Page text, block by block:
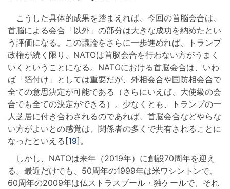
こうした具体的成果を踏まえれば、今回の首脳会合は、
首脳による会合「以外」の部分は大きな成功を納めたとい
う評価になる。この議論をさらに一歩進めれば、トランプ
政権が続く限り、NATOは首脳会合を行わない方がうまく
いくということになる。NATOにおける首脳会合は、いわ
ば「箔付け」としては重要だが、外相会合や国防相会合で
全ての意思決定が可能である（さらにいえば、大使級の会
合でも全ての決定ができる）。少なくとも、トランプの一
人芝居に付き合わされるのであれば、首脳会合などやらな
い方がよいとの感覚は、関係者の多くで共有されることに
なったといえる[19]。
しかし、NATOは来年（2019年）に創設70周年を迎え
る。最近だけでも、50周年の1999年は米ワシントンで、
60周年の2009年は仏ストラスブール・独ケールで、それ